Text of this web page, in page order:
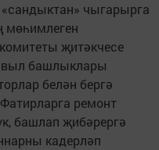
чыгарырга
мөһимлеген
җитәкчесе
башлыклары
белән бергә
ремонт
башлап җибәрергә
кадерләп